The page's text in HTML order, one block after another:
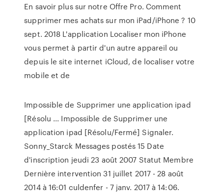
En savoir plus sur notre Offre Pro. Comment
supprimer mes achats sur mon iPad/iPhone ? 10
sept. 2018 L'application Localiser mon iPhone
vous permet à partir d'un autre appareil ou
depuis le site internet iCloud, de localiser votre
mobile et de
Impossible de Supprimer une application ipad
[Résolu ... Impossible de Supprimer une
application ipad [Résolu/Fermé] Signaler.
Sonny_Starck Messages postés 15 Date
d'inscription jeudi 23 août 2007 Statut Membre
Dernière intervention 31 juillet 2017 - 28 août
2014 à 16:01 culdenfer - 7 janv. 2017 à 14:06.